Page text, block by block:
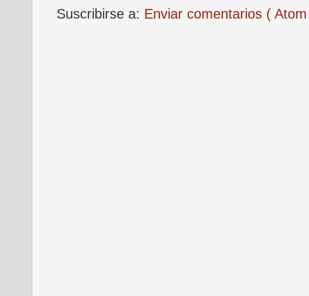
Suscribirse a: Enviar comentarios (